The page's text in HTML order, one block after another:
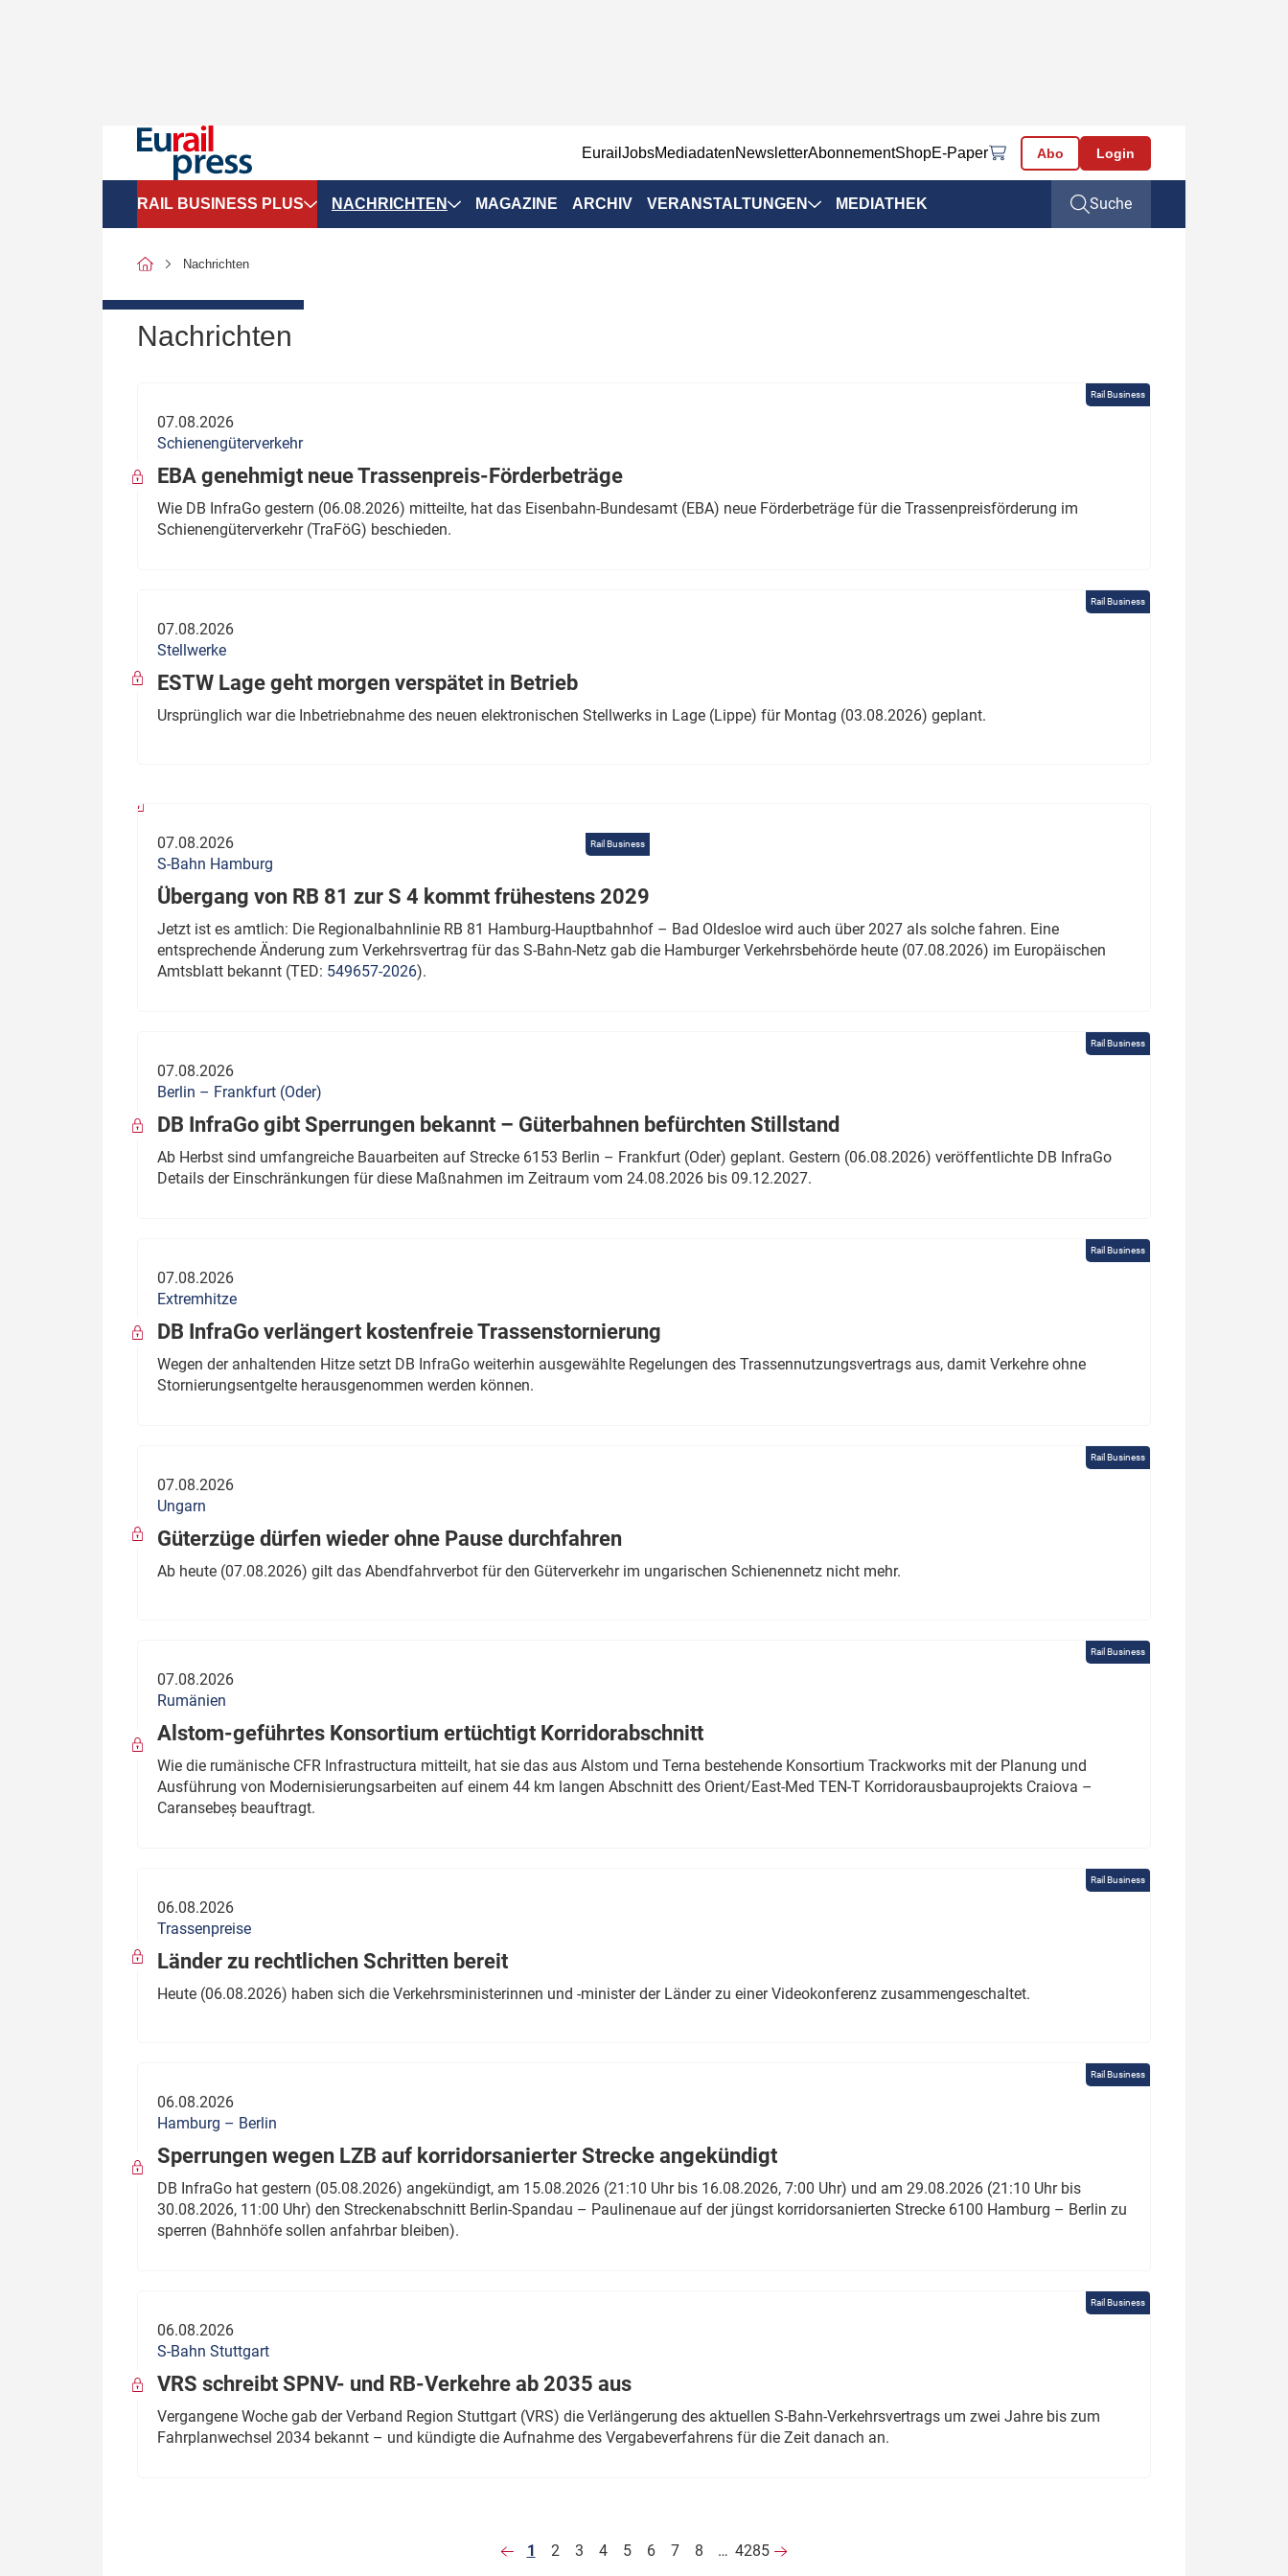
EurailJobsMediadatenNewsletterAbonnementShopE-Paper Abo Login
RAIL BUSINESS PLUS
SPNV-Marktdaten
Politik
Verbände: Wer spricht für
wen?
Thema des Monats
Dossier: Generalsanierung
Dossier: ETCS
NACHRICHTEN
Infrastruktur & Ausrüstung
ÖPNV
MAGAZINE ARCHIV VERANSTALTUNGEN MEDIATHEK Suche
Nachrichten
Nachrichten
Rail Business
07.08.2026
Schienengüterverkehr
EBA genehmigt neue Trassenpreis-Förderbeträge
Wie DB InfraGo gestern (06.08.2026) mitteilte, hat das Eisenbahn-Bundesamt (EBA) neue Förderbeträge für die Trassenpreisförderung im
Schienengüterverkehr (TraFöG) beschieden.
Rail Business
07.08.2026
Stellwerke
ESTW Lage geht morgen verspätet in Betrieb
Ursprünglich war die Inbetriebnahme des neuen elektronischen Stellwerks in Lage (Lippe) für Montag (03.08.2026) geplant.
Rail Business
07.08.2026
S-Bahn Hamburg
Übergang von RB 81 zur S 4 kommt frühestens 2029
Jetzt ist es amtlich: Die Regionalbahnlinie RB 81 Hamburg-Hauptbahnhof – Bad Oldesloe wird auch über 2027 als solche fahren. Eine
entsprechende Änderung zum Verkehrsvertrag für das S-Bahn-Netz gab die Hamburger Verkehrsbehörde heute (07.08.2026) im Europäischen
Amtsblatt bekannt (TED: 549657-2026).
Rail Business
07.08.2026
Berlin – Frankfurt (Oder)
DB InfraGo gibt Sperrungen bekannt – Güterbahnen befürchten Stillstand
Ab Herbst sind umfangreiche Bauarbeiten auf Strecke 6153 Berlin – Frankfurt (Oder) geplant. Gestern (06.08.2026) veröffentlichte DB InfraGo
Details der Einschränkungen für diese Maßnahmen im Zeitraum vom 24.08.2026 bis 09.12.2027.
Rail Business
07.08.2026
Extremhitze
DB InfraGo verlängert kostenfreie Trassenstornierung
Wegen der anhaltenden Hitze setzt DB InfraGo weiterhin ausgewählte Regelungen des Trassennutzungsvertrags aus, damit Verkehre ohne
Stornierungsentgelte herausgenommen werden können.
Rail Business
07.08.2026
Ungarn
Güterzüge dürfen wieder ohne Pause durchfahren
Ab heute (07.08.2026) gilt das Abendfahrverbot für den Güterverkehr im ungarischen Schienennetz nicht mehr.
Rail Business
07.08.2026
Rumänien
Alstom-geführtes Konsortium ertüchtigt Korridorabschnitt
Wie die rumänische CFR Infrastructura mitteilt, hat sie das aus Alstom und Terna bestehende Konsortium Trackworks mit der Planung und
Ausführung von Modernisierungsarbeiten auf einem 44 km langen Abschnitt des Orient/East-Med TEN-T Korridorausbauprojekts Craiova –
Caransebeș beauftragt.
Rail Business
06.08.2026
Trassenpreise
Länder zu rechtlichen Schritten bereit
Heute (06.08.2026) haben sich die Verkehrsministerinnen und -minister der Länder zu einer Videokonferenz zusammengeschaltet.
Rail Business
06.08.2026
Hamburg – Berlin
Sperrungen wegen LZB auf korridorsanierter Strecke angekündigt
DB InfraGo hat gestern (05.08.2026) angekündigt, am 15.08.2026 (21:10 Uhr bis 16.08.2026, 7:00 Uhr) und am 29.08.2026 (21:10 Uhr bis
30.08.2026, 11:00 Uhr) den Streckenabschnitt Berlin-Spandau – Paulinenaue auf der jüngst korridorsanierten Strecke 6100 Hamburg – Berlin zu
sperren (Bahnhöfe sollen anfahrbar bleiben).
Rail Business
06.08.2026
S-Bahn Stuttgart
VRS schreibt SPNV- und RB-Verkehre ab 2035 aus
Vergangene Woche gab der Verband Region Stuttgart (VRS) die Verlängerung des aktuellen S-Bahn-Verkehrsvertrags um zwei Jahre bis zum
Fahrplanwechsel 2034 bekannt – und kündigte die Aufnahme des Vergabeverfahrens für die Zeit danach an.
1 2 3 4 5 6 7 8 … 4285